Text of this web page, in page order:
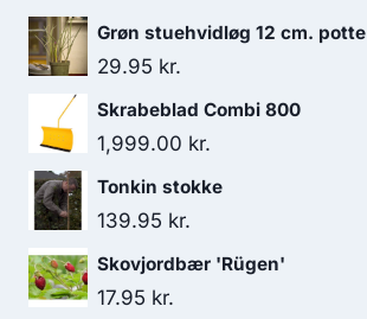
Grøn stuehvidløg 12 cm. potte
29.95 kr.
Skrabeblad Combi 800
1,999.00 kr.
Tonkin stokke
139.95 kr.
Skovjordbær 'Rügen'
17.95 kr.